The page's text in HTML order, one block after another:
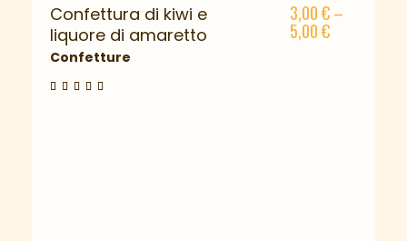
Confettura di kiwi e
liquore di amaretto
Confetture
3,00€–
5,00€